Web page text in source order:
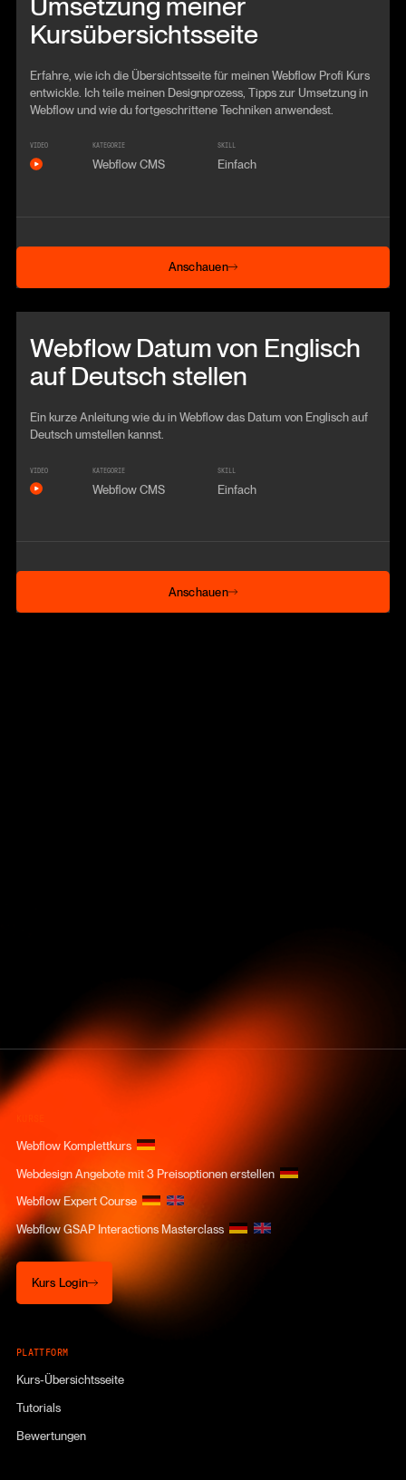
Umsetzung meiner
Kursübersichtsseite
Erfahre, wie ich die Übersichtsseite für meinen Webflow Profi Kurs
entwickle. Ich teile meinen Designprozess, Tipps zur Umsetzung in
Webflow und wie du fortgeschrittene Techniken anwendest.
VIDEO KATEGORIE
Webflow CMS
SKILL
Einfach
Anschauen
Anschauen
Webflow Datum von Englisch
auf Deutsch stellen
Ein kurze Anleitung wie du in Webflow das Datum von Englisch auf
Deutsch umstellen kannst.
VIDEO KATEGORIE
Webflow CMS
SKILL
Einfach
Anschauen
Anschauen
Webflow Komplettkurs
Webdesign Angebote mit 3 Preisoptionen erstellen
Webflow Expert Course
Webflow GSAP Interactions Masterclass
Kurs Login
Kurs Login
PLATTFORM
Kurs-Übersichtsseite
Tutorials
Bewertungen